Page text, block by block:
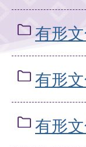
有形
有形
有形